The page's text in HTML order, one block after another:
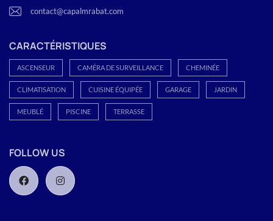
contact@capalmrabat.com
CARACTÉRISTIQUES
ASCENSEUR CAMÉRA DE SURVEILLANCE CHEMINÉE
CLIMATISATION CUISINE ÉQUIPÉE GARAGE JARDIN
MEUBLÉ PISCINE TERRASSE
FOLLOW US